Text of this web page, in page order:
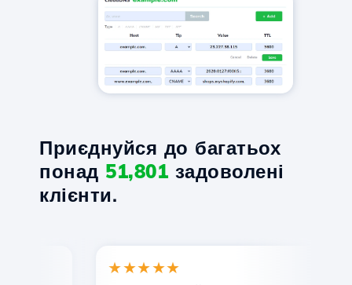
Приєднуйся до багатьох
понад 51,801 задоволені
клієнти.
★★★★★